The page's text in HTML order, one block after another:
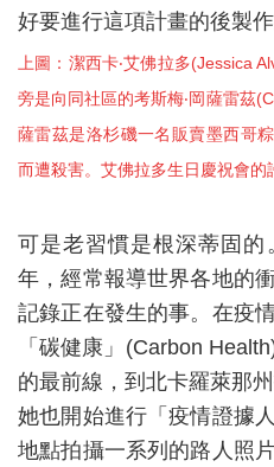
好要進行這項計畫的後製作
上圖：潔西卡‧艾佛拉多(Jessica
旁是向同社區的考斯梅‧岡薩雷茲
薩雷茲是洛杉磯一名販賣墨西哥
而遭殺害。艾佛拉多生日慶祝會的
可是老習慣是根深蒂固
年，經常報導世界各地的
記錄正在發生的事。在疫
「碳健康」(Carbon
的最前線，到北卡羅萊那
她也開始進行「疫情證據
地點拍攝一系列的路人照